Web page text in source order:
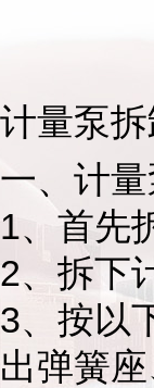
计量泵
一、计量
1、首先
2、拆下
3、按以
出弹簧